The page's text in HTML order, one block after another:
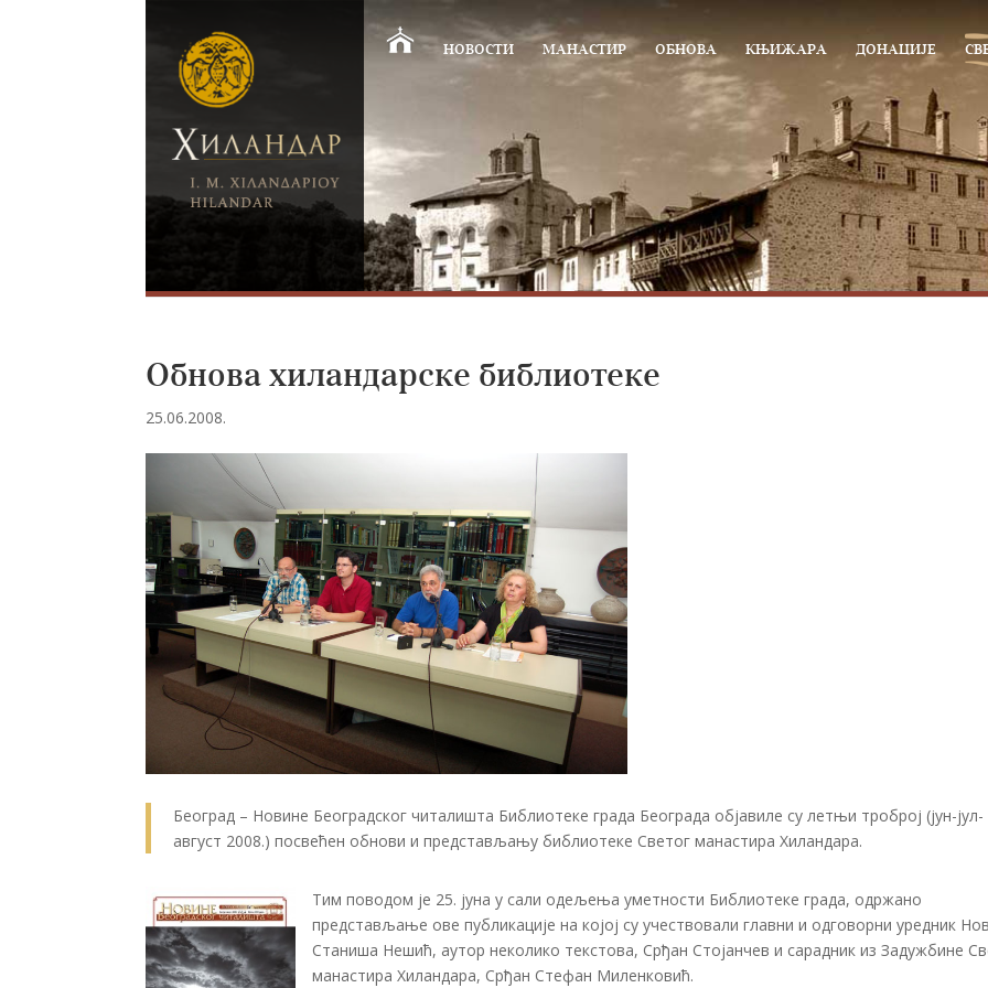
НОВОСТИ МАНАСТИР ОБНОВА КЊИЖАРА ДОНАЦИЈЕ
Обнова хиландарске библиотеке
25.06.2008.
Београд – Новине Београдског читалишта Библиотеке града Београда објавиле су летњи троброј (јун-јул-
август 2008.) посвећен обнови и представљању библиотеке Светог манастира Хиландара.
Тим поводом је 25. јуна у сали одељења уметности Библиотеке града, одржано
представљање ове публикације на којој су учествовали главни и одговорни уредник
Станиша Нешић, аутор неколико текстова, Срђан Стојанчев и сарадник из Задужбине
манастира Хиландара, Срђан Стефан Миленковић.